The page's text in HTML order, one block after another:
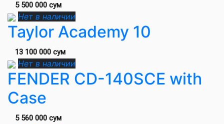
5 500 000 сум
Нет в наличии
Taylor Academy 10
13 100 000 сум
Нет в наличии
FENDER CD-140SCE with
Case
5 560 000 сум